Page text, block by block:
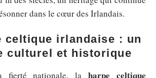
dans le cœur des Irlandais.
celtique irlandaise : un
culturel et historique
fierté nationale, laharpe celtique